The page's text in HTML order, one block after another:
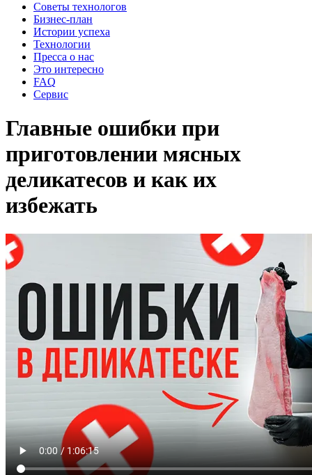
Советы технологов
Бизнес-план
Истории успеха
Технологии
Пресса о нас
Это интересно
FAQ
Сервис
Главные ошибки при
приготовлении мясных
деликатесов и как их
избежать